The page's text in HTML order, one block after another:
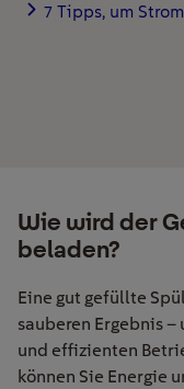
7 Tipps, um
Wie wird der
beladen?
Eine gut gefüllte
sauberen Ergebnis
und effizienten
können Sie Energie